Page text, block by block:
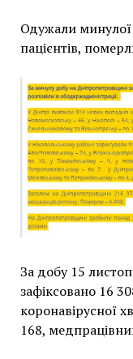
Одужали
пацієнтів,
За добу 15
зафіксовано 16
коронавірусної
168,